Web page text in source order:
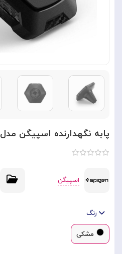
پابه نگهدارنده اسپیگن مدل Kuel Signature QS11
اسپیگن
رنگ
مشکی